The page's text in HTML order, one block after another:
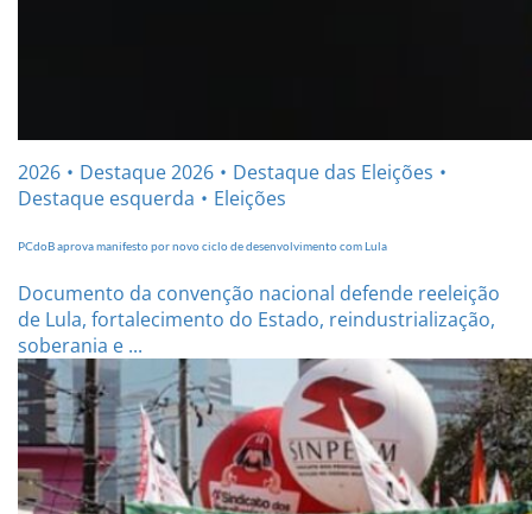
2026 Destaque 2026
Destaque das Eleições
Destaque esquerda
Eleições
PCdoB aprova manifesto por novo ciclo de desenvolvimento com Lula
Documento da convenção nacional defende reeleição
de Lula, fortalecimento do Estado, reindustrialização,
soberania e ...